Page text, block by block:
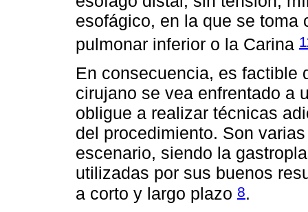
esofágico, en la que se
pulmonar inferior o la Carina
En consecuencia, es factible
cirujano se vea enfrentado a
obligue a realizar técnicas
del procedimiento. Son
escenario, siendo la
utilizadas por sus buenos
a corto y largo plazo 8.